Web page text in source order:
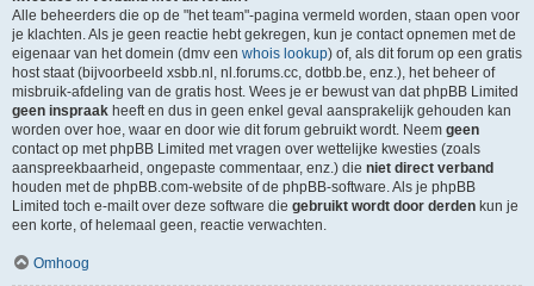
Alle beheerders die op de "het team"-pagina vermeld worden, staan open voor
je klachten. Als je geen reactie hebt gekregen, kun je contact opnemen met de
eigenaar van het domein (dmv een whois lookup) of, als dit forum op een gratis
host staat (bijvoorbeeld xsbb.nl, nl.forums.cc, dotbb.be, enz.), het beheer of
misbruik-afdeling van de gratis host. Wees je er bewust van dat phpBB Limited
geen inspraak heeft en dus in geen enkel geval aansprakelijk gehouden kan
worden over hoe, waar en door wie dit forum gebruikt wordt. Neem geen
contact op met phpBB Limited met vragen over wettelijke kwesties (zoals
aanspreekbaarheid, ongepaste commentaar, enz.) die niet direct verband
houden met de phpBB.com-website of de phpBB-software. Als je phpBB
Limited toch e-mailt over deze software die gebruikt wordt door derden kun je
een korte, of helemaal geen, reactie verwachten.
Omhoog